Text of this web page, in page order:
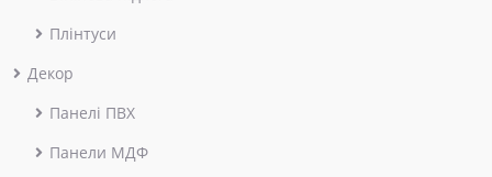
Плінтуси
Декор
Панелі ПВХ
Панели МДФ